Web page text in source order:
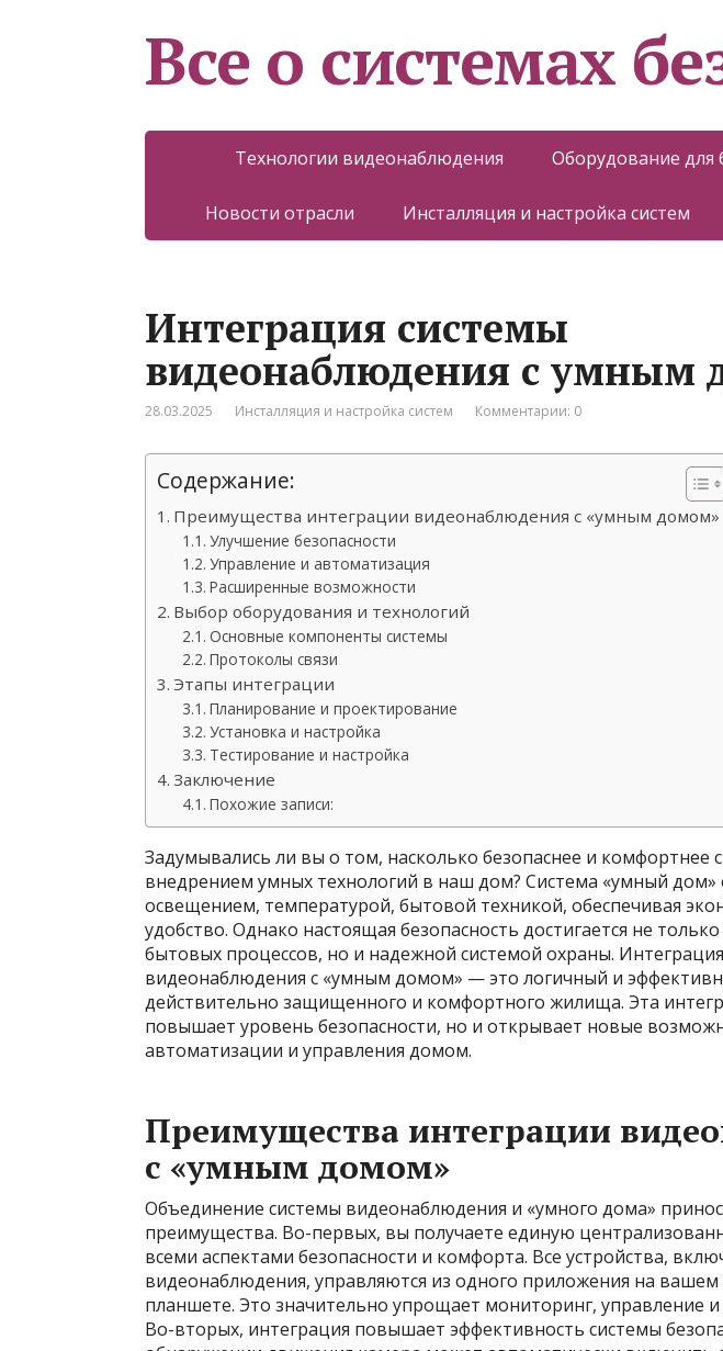
Все о системах
Технологии видеонаблюдения Оборудование для
Новости отрасли Инсталляция и настройка систем
Интеграция системы
видеонаблюдения с умным
28.03.2025 Инсталляция и настройка систем Комментарии: 0
Содержание:
Преимущества интеграции видеонаблюдения с «умным домом»
Улучшение безопасности
Управление и автоматизация
Расширенные возможности
Выбор оборудования и технологий
Основные компоненты системы
Протоколы связи
Этапы интеграции
Планирование и проектирование
Установка и настройка
Тестирование и настройка
Заключение
Похожие записи:
Задумывались ли вы о том, насколько безопаснее и комфортнее
внедрением умных технологий в наш дом? Система «умный дом»
освещением, температурой, бытовой техникой, обеспечивая
удобство. Однако настоящая безопасность достигается не
бытовых процессов, но и надежной системой охраны.
видеонаблюдения с «умным домом» — это логичный и
действительно защищенного и комфортного жилища. Эта
повышает уровень безопасности, но и открывает новые
автоматизации и управления домом.
Преимущества интеграции
с «умным домом»
Объединение системы видеонаблюдения и «умного дома»
преимущества. Во-первых, вы получаете единую
всеми аспектами безопасности и комфорта. Все устройства,
видеонаблюдения, управляются из одного приложения на
планшете. Это значительно упрощает мониторинг, управление и
Во-вторых, интеграция повышает эффективность системы